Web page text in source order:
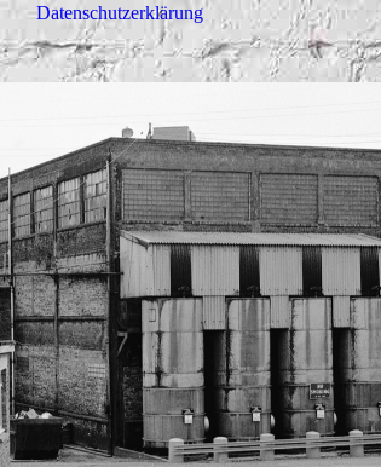
Datenschutzerklärung